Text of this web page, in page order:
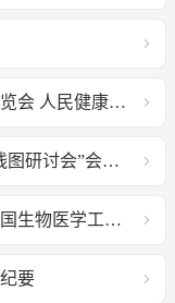
第三十届国际医疗仪器设备展览会 人民健康系统工程论坛通知
“学科发展方向预测及技术路线图研讨会”会议纪要
中国生物医学工程学会2017中国生物医学工程大会暨创新医疗峰会在京召开
要